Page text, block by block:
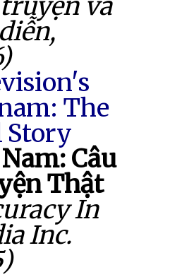
The
Story
Câu
Thật
In
Inc.